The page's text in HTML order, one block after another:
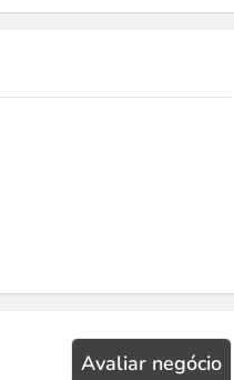
Avaliar negócio